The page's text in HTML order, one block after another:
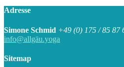
Adresse
Simone Schmid +49 (0) 175 / 85 87
info@allgäu.yoga
Sitemap